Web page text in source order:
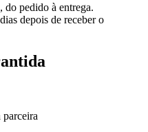
do pedido à entrega.
depois de receber o